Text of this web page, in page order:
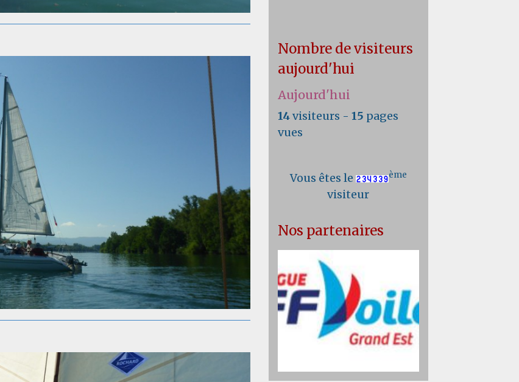
Nombre de visiteurs
aujourd'hui
Aujourd'hui
14visiteurs -15 pages
vues
Vous êtes le ème
visiteur
Nos partenaires